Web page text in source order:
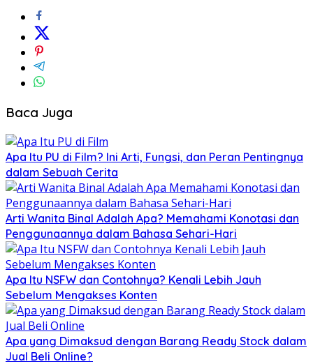
Baca Juga
Apa Itu PU di Film? Ini Arti, Fungsi, dan Peran Pentingnya
dalam Sebuah Cerita
Arti Wanita Binal Adalah Apa? Memahami Konotasi dan
Penggunaannya dalam Bahasa Sehari-Hari
Apa Itu NSFW dan Contohnya? Kenali Lebih Jauh
Sebelum Mengakses Konten
Apa yang Dimaksud dengan Barang Ready Stock dalam
Jual Beli Online?